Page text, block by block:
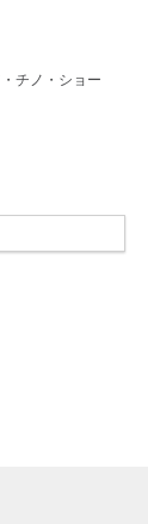
チノ・ショー